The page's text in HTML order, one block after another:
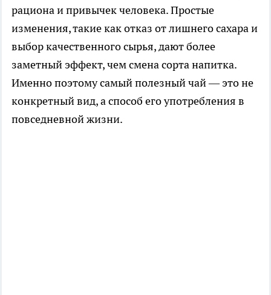
рациона и привычек человека. Простые
изменения, такие как отказ от лишнего сахара и
выбор качественного сырья, дают более
заметный эффект, чем смена сорта напитка.
Именно поэтому самый полезный чай — это не
конкретный вид, а способ его употребления в
повседневной жизни.